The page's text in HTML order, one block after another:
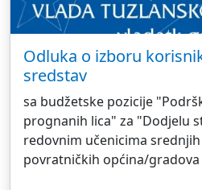
Odluka o izboru
sredstav
sa budžetske pozicije
prognanih lica" za "Dodjelu
redovnim učenicima
povratničkih općina/gradova